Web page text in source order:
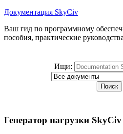
Документация SkyCiv
Ваш гид по программному
пособия, практические
Ищи:
Генератор нагрузки SkyCiv